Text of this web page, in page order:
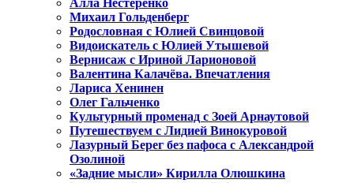
Алла Нестеренко
Михаил Гольденберг
Родословная с Юлией Свинцовой
Видоискатель с Юлией Утышевой
Вернисаж с Ириной Ларионовой
Валентина Калачёва. Впечатления
Лариса Хенинен
Олег Гальченко
Культурный променад с Зоей Арнаутовой
Путешествуем с Лидией Винокуровой
Лазурный Берег без пафоса с Александрой
Озолиной
«Задние мысли» Кирилла Олюшкина